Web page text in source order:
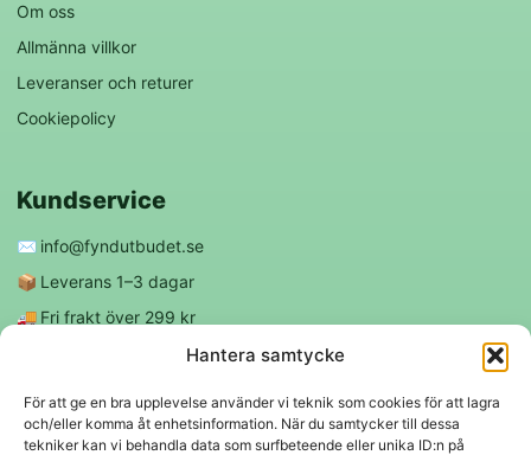
Hantera samtycke
För att ge en bra upplevelse använder vi teknik som cookies för att lagra
och/eller komma åt enhetsinformation. När du samtycker till dessa
tekniker kan vi behandla data som surfbeteende eller unika ID:n på
Om oss
Allmänna villkor
Leveranser och returer
Cookiepolicy
Kundservice
✉️ info@fyndutbudet.se
📦 Leverans 1–3 dagar
🚚 Fri frakt över 299 kr
Följ oss